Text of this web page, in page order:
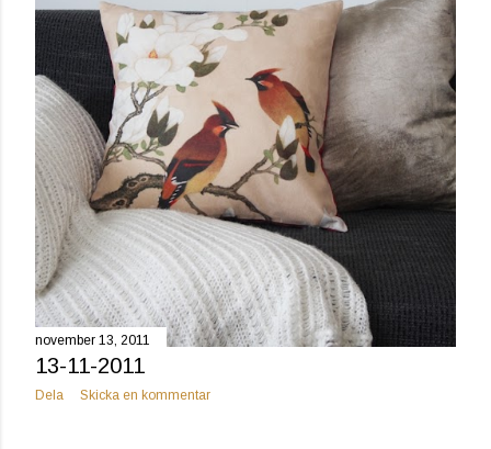
november 13, 2011
13-11-2011
Dela Skicka en kommentar